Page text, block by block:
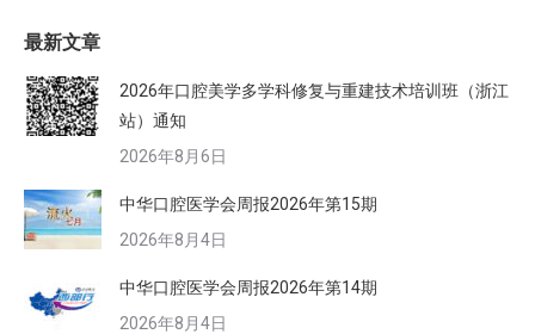
最新文章
2026年口腔美学多学科修复与重建技术培训班（浙江
站）通知
2026年8月6日
中华口腔医学会周报2026年第15期
2026年8月4日
中华口腔医学会周报2026年第14期
2026年8月4日